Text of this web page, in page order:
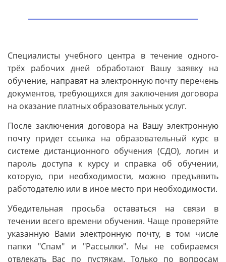
Специалисты учебного центра в течение одного-
трёх рабочих дней обработают Вашу заявку на
обучение, направят на электронную почту перечень
документов, требующихся для заключения договора
на оказание платных образовательных услуг.
После заключения договора на Вашу электронную
почту придет ссылка на образовательный курс в
системе дистанционного обучения (СДО), логин и
пароль доступа к курсу и справка об обучении,
которую, при необходимости, можно предъявить
работодателю или в иное место при необходимости.
Убедительная просьба оставаться на связи в
течении всего времени обучения. Чаще проверяйте
указанную Вами электронную почту, в том числе
папки "Спам" и "Рассылки". Мы не собираемся
отвлекать Вас по пустякам. Только по вопросам